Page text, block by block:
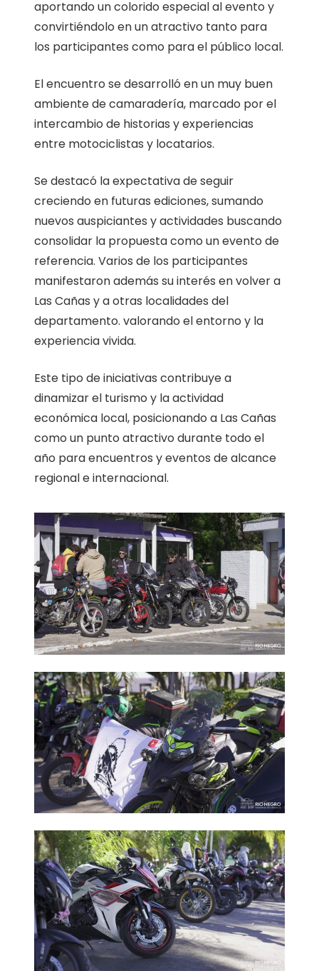
aportando un colorido especial al evento y
convirtiéndolo en un atractivo tanto para
los participantes como para el público local.
El encuentro se desarrolló en un muy buen
ambiente de camaradería, marcado por el
intercambio de historias y experiencias
entre motociclistas y locatarios.
Se destacó la expectativa de seguir
creciendo en futuras ediciones, sumando
nuevos auspiciantes y actividades buscando
consolidar la propuesta como un evento de
referencia. Varios de los participantes
manifestaron además su interés en volver a
Las Cañas y a otras localidades del
departamento. valorando el entorno y la
experiencia vivida.
Este tipo de iniciativas contribuye a
dinamizar el turismo y la actividad
económica local, posicionando a Las Cañas
como un punto atractivo durante todo el
año para encuentros y eventos de alcance
regional e internacional.